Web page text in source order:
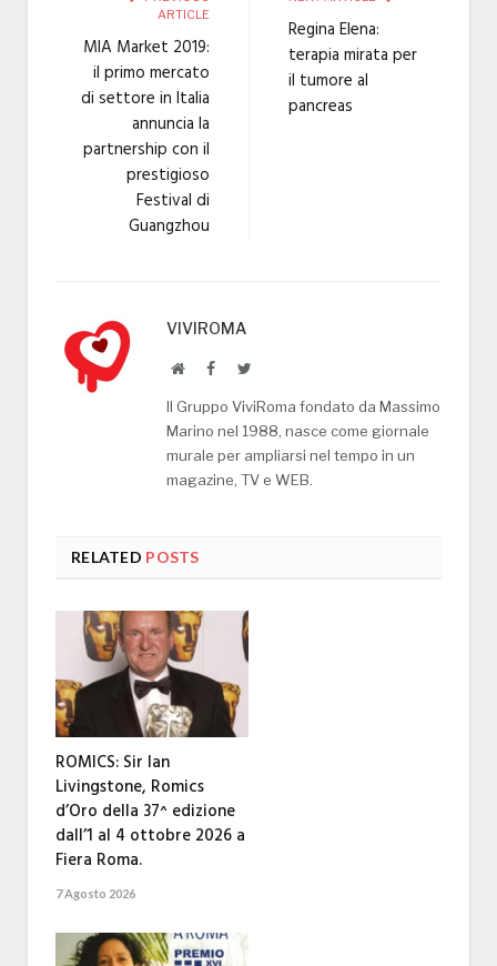
ARTICLE
MIA Market 2019:
il primo mercato
di settore in Italia
annuncia la
partnership con il
prestigioso
Festival di
Guangzhou
Regina Elena:
terapia mirata per
il tumore al
pancreas
VIVIROMA
WebsiteFacebookTwitter
Il Gruppo ViviRoma fondato da Massimo
Marino nel 1988, nasce come giornale
murale per ampliarsi nel tempo in un
magazine, TV e WEB.
RELATED POSTS
ROMICS: Sir Ian
Livingstone, Romics
d’Oro della 37^ edizione
dall’1 al 4 ottobre 2026 a
Fiera Roma.
7 Agosto 2026